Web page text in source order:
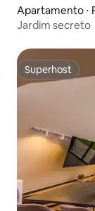
Apartamento ⋅
Jardim secreto
Superhost
Superhost